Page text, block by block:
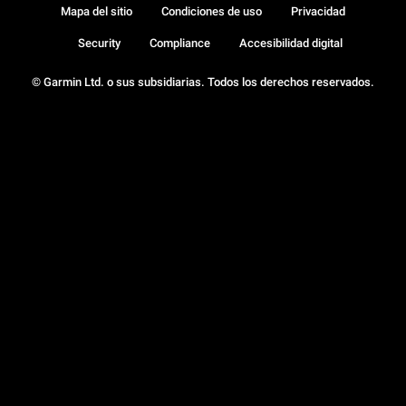
© Garmin Ltd. o sus subsidiarias. Todos los derechos reservados.
Mapa del sitio Condiciones de uso Privacidad
Security Compliance Accesibilidad digital